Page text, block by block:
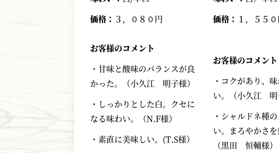
価格： ３，０８０円
お客様のコメント
・甘味と酸味のバランスが良
かった。（小久江 明子様）
・しっかりとした白。クセに
なる味わい。（N.F様）
・素直に美味しい。(T.S様）
価格： １，５５
お客様のコメント
・コクがあり、
い。（小久江 明
・シャルドネ種
い。まろやかさを
（黒田 恒輔様）